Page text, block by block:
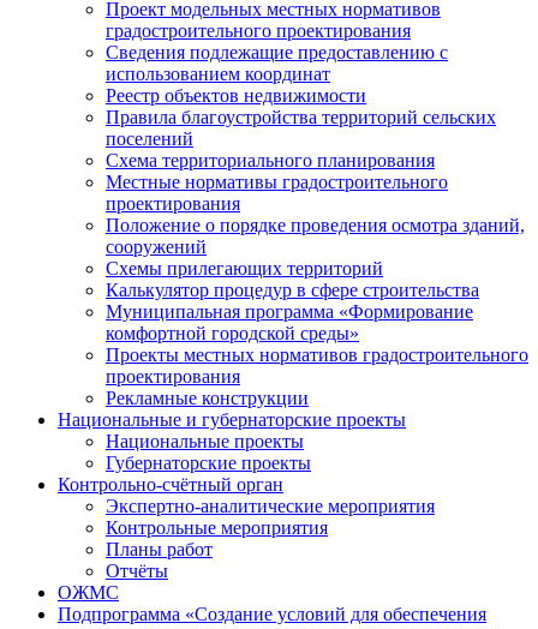
Проект модельных местных нормативов
градостроительного проектирования
Сведения подлежащие предоставлению с
использованием координат
Реестр объектов недвижимости
Правила благоустройства территорий сельских
поселений
Схема территориального планирования
Местные нормативы градостроительного
проектирования
Положение о порядке проведения осмотра зданий,
сооружений
Схемы прилегающих территорий
Калькулятор процедур в сфере строительства
Муниципальная программа «Формирование
комфортной городской среды»
Проекты местных нормативов градостроительного
проектирования
Рекламные конструкции
Национальные и губернаторские проекты
Национальные проекты
Губернаторские проекты
Контрольно-счётный орган
Экспертно-аналитические мероприятия
Контрольные мероприятия
Планы работ
Отчёты
ОЖМС
Подпрограмма «Создание условий для обеспечения